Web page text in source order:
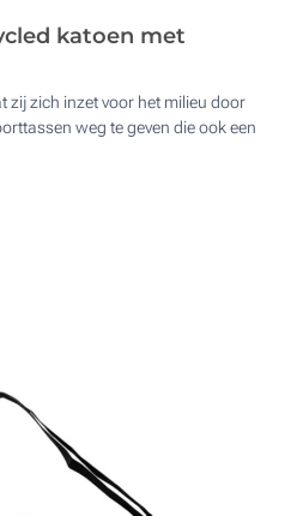
katoen met
zij zich inzet voor het milieu door
weg te geven die ook een